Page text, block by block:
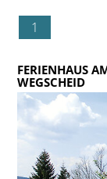
1
FERIENHAUS
WEGSCHEID